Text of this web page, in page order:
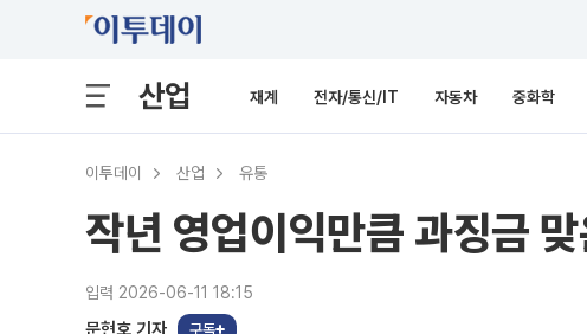
산업 재계 전자/통신/IT 자동차 중화학
이투데이 산업 유통
작년 영업이익만큼 과징금
입력 2026-06-11 18:15
문현호 기자 구독